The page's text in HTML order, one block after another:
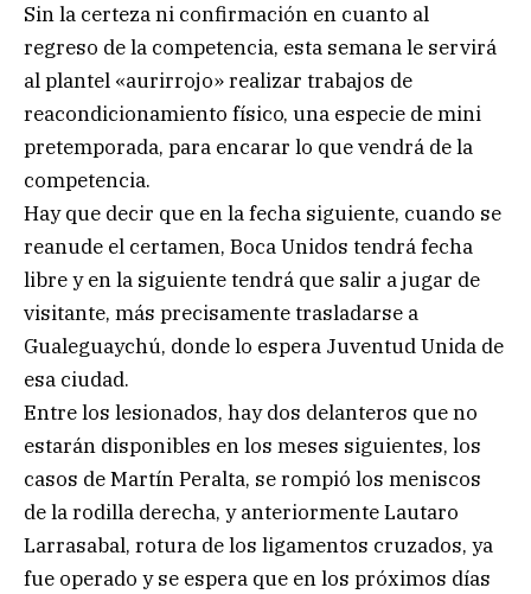
Sin la certeza ni confirmación en cuanto al
regreso de la competencia, esta semana le servirá
al plantel «aurirrojo» realizar trabajos de
reacondicionamiento físico, una especie de mini
pretemporada, para encarar lo que vendrá de la
competencia.
Hay que decir que en la fecha siguiente, cuando se
reanude el certamen, Boca Unidos tendrá fecha
libre y en la siguiente tendrá que salir a jugar de
visitante, más precisamente trasladarse a
Gualeguaychú, donde lo espera Juventud Unida de
esa ciudad.
Entre los lesionados, hay dos delanteros que no
estarán disponibles en los meses siguientes, los
casos de Martín Peralta, se rompió los meniscos
de la rodilla derecha, y anteriormente Lautaro
Larrasabal, rotura de los ligamentos cruzados, ya
fue operado y se espera que en los próximos días